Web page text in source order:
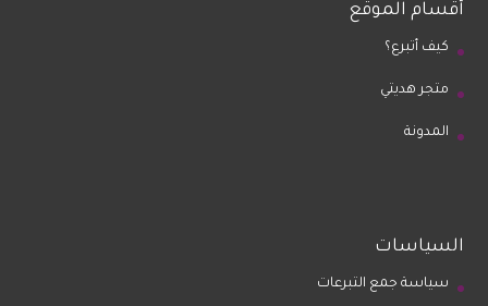
أقسام الموقع
كيف أتبرع؟
متجر هديتي
المدونة
السياسات
سياسة جمع التبرعات